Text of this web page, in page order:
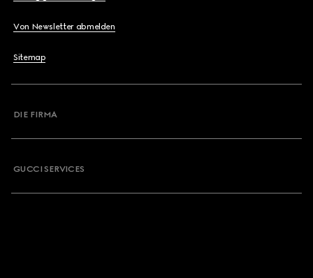
Von Newsletter abmelden
Sitemap
DIE FIRMA
GUCCI SERVICES